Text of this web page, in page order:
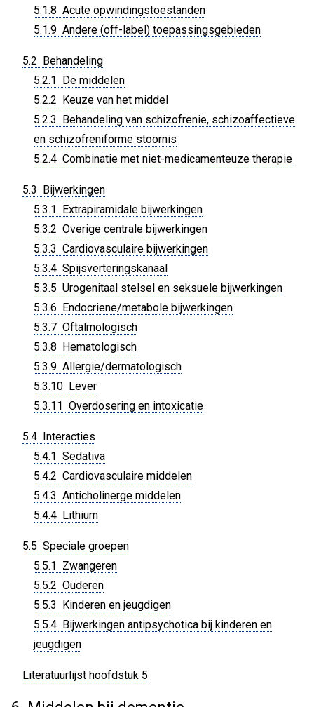
5.1.8 Acute opwindingstoestanden
5.1.9 Andere (off-label) toepassingsgebieden
5.2 Behandeling
5.2.1 De middelen
5.2.2 Keuze van het middel
5.2.3 Behandeling van schizofrenie, schizoaffectieve
en schizofreniforme stoornis
5.2.4 Combinatie met niet-medicamenteuze therapie
5.3 Bijwerkingen
5.3.1 Extrapiramidale bijwerkingen
5.3.2 Overige centrale bijwerkingen
5.3.3 Cardiovasculaire bijwerkingen
5.3.4 Spijsverteringskanaal
5.3.5 Urogenitaal stelsel en seksuele bijwerkingen
5.3.6 Endocriene/metabole bijwerkingen
5.3.7 Oftalmologisch
5.3.8 Hematologisch
5.3.9 Allergie/dermatologisch
5.3.10 Lever
5.3.11 Overdosering en intoxicatie
5.4 Interacties
5.4.1 Sedativa
5.4.2 Cardiovasculaire middelen
5.4.3 Anticholinerge middelen
5.4.4 Lithium
5.5 Speciale groepen
5.5.1 Zwangeren
5.5.2 Ouderen
5.5.3 Kinderen en jeugdigen
5.5.4 Bijwerkingen antipsychotica bij kinderen en
jeugdigen
Literatuurlijst hoofdstuk 5